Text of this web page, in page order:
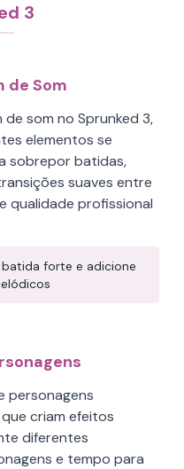
3
de Som
som no Sprunked 3,
elementos se
sobrepor batidas,
suaves entre
qualidade profissional
forte e adicione
personagens
criam efeitos
diferentes
e tempo para